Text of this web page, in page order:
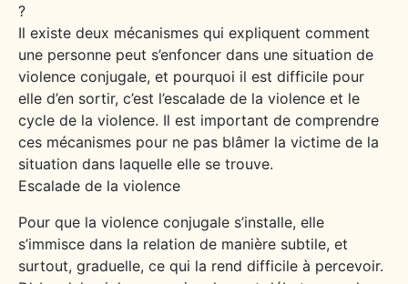
?
Il existe deux mécanismes qui expliquent comment
une personne peut s’enfoncer dans une situation de
violence conjugale, et pourquoi il est difficile pour
elle d’en sortir, c’est l’escalade de la violence et le
cycle de la violence. Il est important de comprendre
ces mécanismes pour ne pas blâmer la victime de la
situation dans laquelle elle se trouve.
Escalade de la violence
Pour que la violence conjugale s’installe, elle
s’immisce dans la relation de manière subtile, et
surtout, graduelle, ce qui la rend difficile à percevoir.